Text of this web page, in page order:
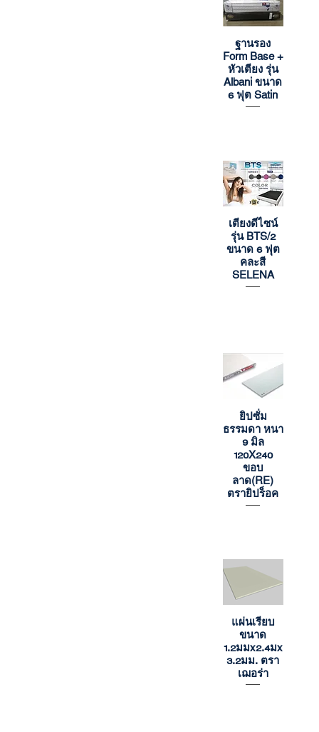
Quick View
ฐานรอง
Form Base +
หัวเตียง รุ่น
Albani ขนาด
6 ฟุต Satin
Quick View
เตียงดีไซน์
รุ่น BTS/2
ขนาด 6 ฟุต
คละสี
SELENA
Quick View
ยิปซั่ม
ธรรมดา หนา
9 มิล
120X240
ขอบ
ลาด(RE)
ตรายิปร็อค
Quick View
แผ่นเรียบ
ขนาด
1.2มมx2.4มx
3.2มม. ตรา
เฌอร่า